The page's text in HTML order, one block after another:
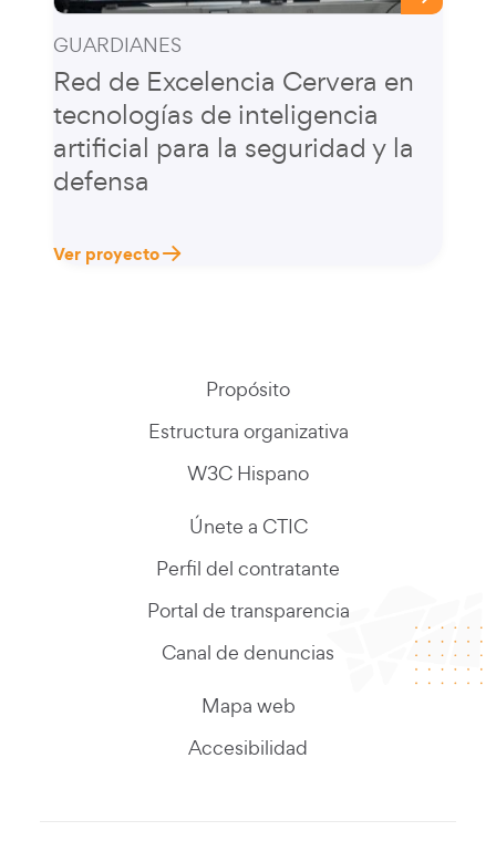
GUARDIANES
Red de Excelencia Cervera en
tecnologías de inteligencia
artificial para la seguridad y la
defensa
Ver proyecto
Propósito
Estructura organizativa
W3C Hispano
Únete a CTIC
Perfil del contratante
Portal de transparencia
Canal de denuncias
Mapa web
Accesibilidad